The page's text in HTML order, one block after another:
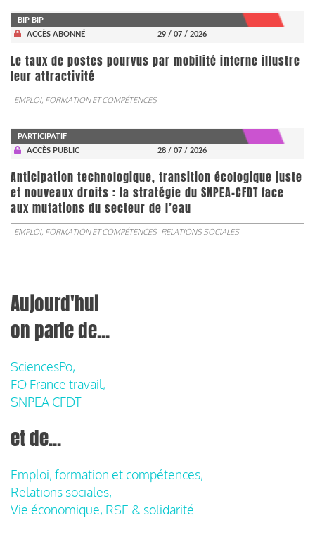
BIP BIP
ACCÈS ABONNÉ
29 / 07 / 2026
Le taux de postes pourvus par mobilité interne illustre
leur attractivité
EMPLOI, FORMATION ET COMPÉTENCES
PARTICIPATIF
ACCÈS PUBLIC
28 / 07 / 2026
Anticipation technologique, transition écologique juste
et nouveaux droits : la stratégie du SNPEA-CFDT face
aux mutations du secteur de l’eau
EMPLOI, FORMATION ET COMPÉTENCES RELATIONS SOCIALES
Aujourd'hui
on parle de...
SciencesPo,
FO France travail,
SNPEA CFDT
et de...
Emploi, formation et compétences,
Relations sociales,
Vie économique, RSE & solidarité